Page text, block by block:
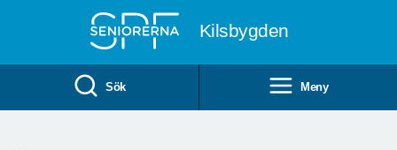
Kilsbygden
Sök Meny